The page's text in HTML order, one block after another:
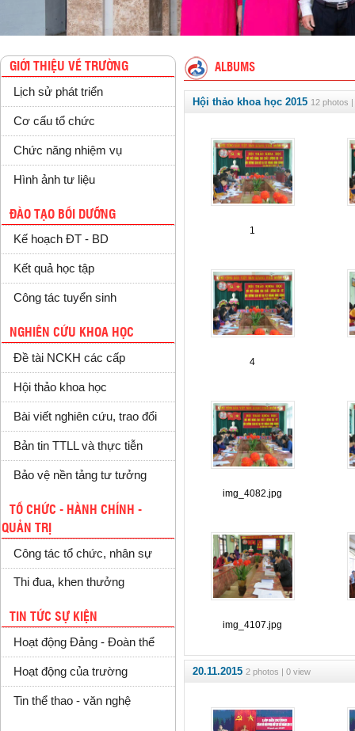
GIỚI THIỆU VỀ TRƯỜNG
Lịch sử phát triển
Cơ cấu tổ chức
Chức năng nhiệm vụ
Hình ảnh tư liệu
ĐÀO TẠO BỒI DƯỠNG
Kế hoạch ĐT - BD
Kết quả học tập
Công tác tuyển sinh
NGHIÊN CỨU KHOA HỌC
Đề tài NCKH các cấp
Hội thảo khoa học
Bài viết nghiên cứu, trao đổi
Bản tin TTLL và thực tiễn
Bảo vệ nền tảng tư tưởng
TỔ CHỨC - HÀNH CHÍNH -
QUẢN TRỊ
Công tác tổ chức, nhân sự
Thi đua, khen thưởng
TIN TỨC SỰ KIỆN
Hoạt động Đảng - Đoàn thể
Hoạt động của trường
Tin thể thao - văn nghệ
ALBUMS
Hội thảo khoa học 2015 12 photos
1
4
img_4082.jpg
img_4107.jpg
20.11.2015 2 photos | 0 view